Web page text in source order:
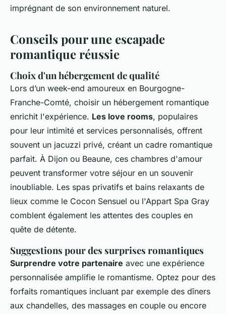
imprégnant de son environnement naturel.
Conseils pour une escapade
romantique réussie
Choix d'un hébergement de qualité
Lors d’un week-end amoureux en Bourgogne-
Franche-Comté, choisir un hébergement romantique
enrichit l'expérience. Les love rooms, populaires
pour leur intimité et services personnalisés, offrent
souvent un jacuzzi privé, créant un cadre romantique
parfait. À Dijon ou Beaune, ces chambres d'amour
peuvent transformer votre séjour en un souvenir
inoubliable. Les spas privatifs et bains relaxants de
lieux comme le Cocon Sensuel ou l'Appart Spa Gray
comblent également les attentes des couples en
quête de détente.
Suggestions pour des surprises romantiques
Surprendre votre partenaire avec une expérience
personnalisée amplifie le romantisme. Optez pour des
forfaits romantiques incluant par exemple des dîners
aux chandelles, des massages en couple ou encore